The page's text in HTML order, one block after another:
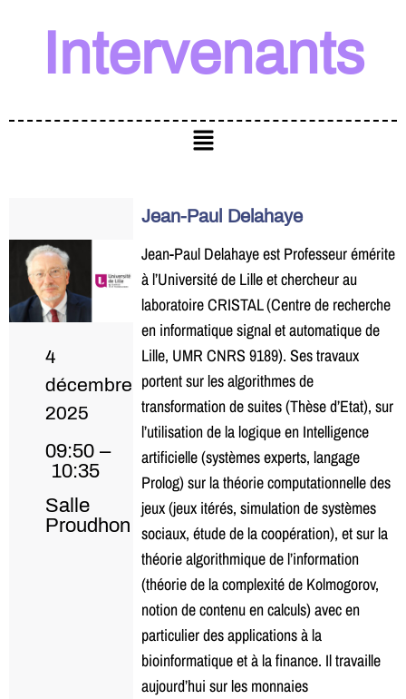
Intervenants
4
décembre
2025
09:50 –
10:35
Salle
Proudhon
Jean-Paul Delahaye
Jean-Paul Delahaye est Professeur émérite
à l’Université de Lille et chercheur au
laboratoire CRISTAL (Centre de recherche
en informatique signal et automatique de
Lille, UMR CNRS 9189). Ses travaux
portent sur les algorithmes de
transformation de suites (Thèse d’Etat), sur
l’utilisation de la logique en Intelligence
artificielle (systèmes experts, langage
Prolog) sur la théorie computationnelle des
jeux (jeux itérés, simulation de systèmes
sociaux, étude de la coopération), et sur la
théorie algorithmique de l’information
(théorie de la complexité de Kolmogorov,
notion de contenu en calculs) avec en
particulier des applications à la
bioinformatique et à la finance. Il travaille
aujourd’hui sur les monnaies